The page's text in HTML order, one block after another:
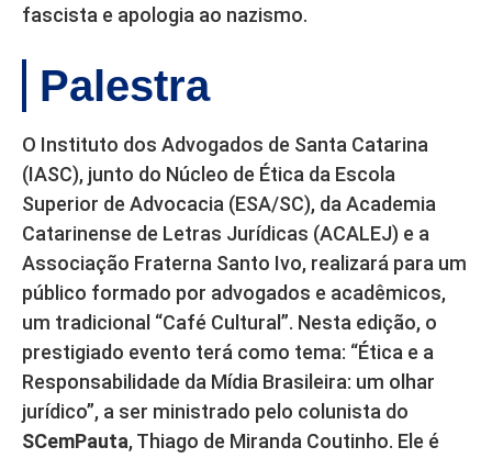
fascista e apologia ao nazismo.
Palestra
O Instituto dos Advogados de Santa Catarina
(IASC), junto do Núcleo de Ética da Escola
Superior de Advocacia (ESA/SC), da Academia
Catarinense de Letras Jurídicas (ACALEJ) e a
Associação Fraterna Santo Ivo, realizará para um
público formado por advogados e acadêmicos,
um tradicional “Café Cultural”. Nesta edição, o
prestigiado evento terá como tema: “Ética e a
Responsabilidade da Mídia Brasileira: um olhar
jurídico”, a ser ministrado pelo colunista do
SCemPauta, Thiago de Miranda Coutinho. Ele é